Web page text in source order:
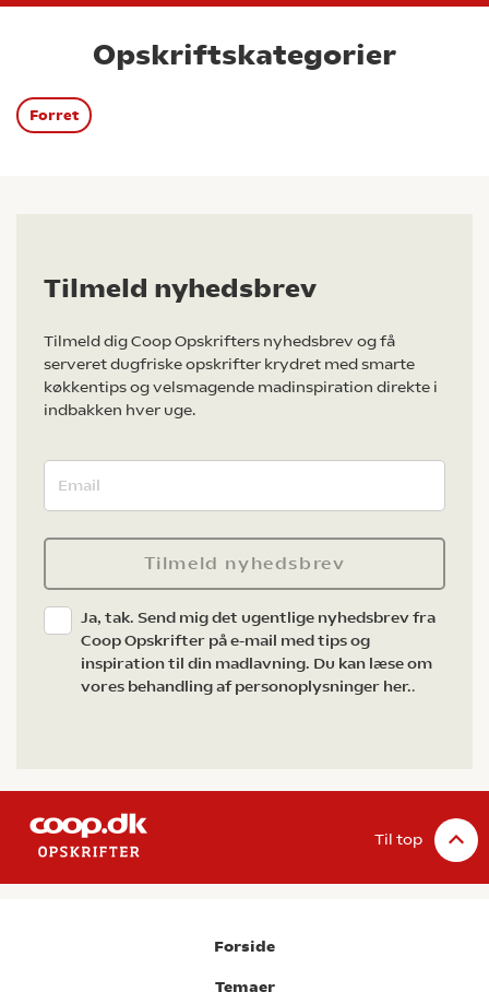
Opskriftskategorier
Forret
Tilmeld nyhedsbrev
Tilmeld dig Coop Opskrifters nyhedsbrev og få
serveret dugfriske opskrifter krydret med smarte
køkkentips og velsmagende madinspiration direkte i
indbakken hver uge.
Tilmeld nyhedsbrev
Ja, tak. Send mig det ugentlige nyhedsbrev fra
Coop Opskrifter på e-mail med tips og
inspiration til din madlavning. Du kan læse om
vores behandling af personoplysninger her..
Til top
Forside
Temaer